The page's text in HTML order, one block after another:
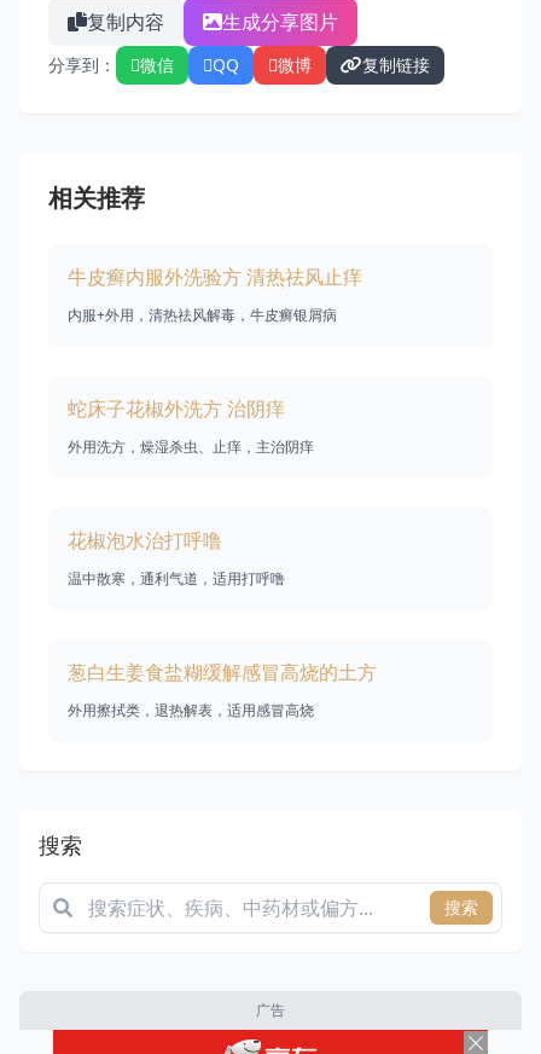
复制内容 生成分享图片
分享到： 微信 QQ 微博 复制链接
相关推荐
牛皮癣内服外洗验方 清热祛风止痒
内服+外用，清热祛风解毒，牛皮癣银屑病
蛇床子花椒外洗方 治阴痒
外用洗方，燥湿杀虫、止痒，主治阴痒
花椒泡水治打呼噜
温中散寒，通利气道，适用打呼噜
葱白生姜食盐糊缓解感冒高烧的土方
外用擦拭类，退热解表，适用感冒高烧
搜索
搜索
广告